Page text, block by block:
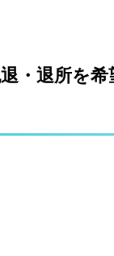
・退所を希